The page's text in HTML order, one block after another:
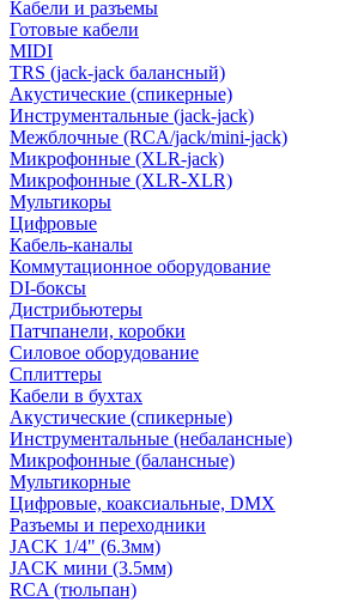
Кабели и разъемы
Готовые кабели
MIDI
TRS (jack-jack балансный)
Акустические (спикерные)
Инструментальные (jack-jack)
Межблочные (RCA/jack/mini-jack)
Микрофонные (XLR-jack)
Микрофонные (XLR-XLR)
Мультикоры
Цифровые
Кабель-каналы
Коммутационное оборудование
DI-боксы
Дистрибьютеры
Патчпанели, коробки
Силовое оборудование
Сплиттеры
Кабели в бухтах
Акустические (спикерные)
Инструментальные (небалансные)
Микрофонные (балансные)
Мультикорные
Цифровые, коаксиальные, DMX
Разъемы и переходники
JACK 1/4" (6.3мм)
JACK мини (3.5мм)
RCA (тюльпан)